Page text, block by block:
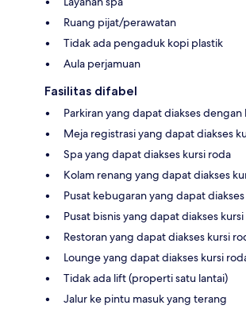
Ruang pijat/perawatan
Tidak ada pengaduk kopi plastik
Aula perjamuan
Fasilitas difabel
Parkiran yang dapat diakses dengan
Meja registrasi yang dapat diakses
Spa yang dapat diakses kursi roda
Kolam renang yang dapat diakses
Pusat kebugaran yang dapat
Pusat bisnis yang dapat diakses
Restoran yang dapat diakses kursi
Lounge yang dapat diakses kursi
Tidak ada lift (properti satu lantai)
Jalur ke pintu masuk yang terang